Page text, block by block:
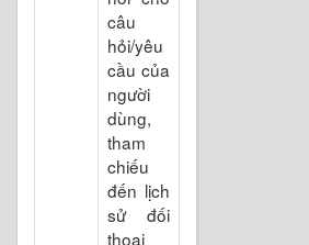
câu
hỏi/yêu
cầu của
người
dùng,
tham
chiếu
đến lịch
sử đối
thoại